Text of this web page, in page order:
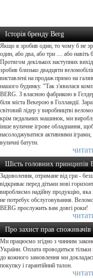
Історія бренду Berg
Якщо я зробив один, то чому б не
один, або два, або три .... або навіть
Протягом декількох наступних
зробив близько двадцяти
виставлені на продаж прямо на
нашого будинку. "Так з'явилася
BERG. З власною фабрикою в
біля міста Векерою в Голландії.
світовий лідер у виробництві
крім педальних машинок, ми
інше вуличне ігрове обладнання,
насолоджуватися активними іграми,
вуличні батути.
Шість головних принципів
Задоволення, отримане від гри -
відкриває перед дітьми нові
виробляємо надійну продукцію, яка
не потребує обслуговування.
BERG прослужить вам довгі роки!
Про захист прав споживачів
Ми працюємо згідно з чинним
України. Оплата проводиться тільки
до кожного замовлення ми
покупку і гарантійний талон.